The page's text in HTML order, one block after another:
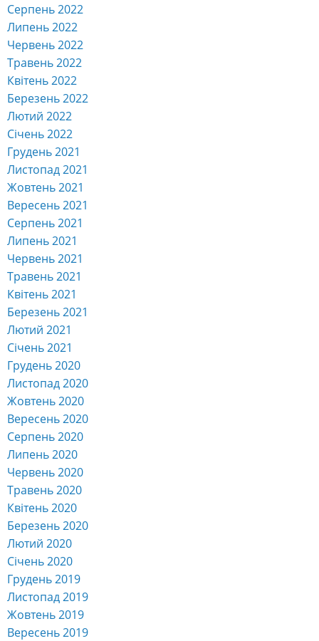
Серпень 2022
Липень 2022
Червень 2022
Травень 2022
Квітень 2022
Березень 2022
Лютий 2022
Січень 2022
Грудень 2021
Листопад 2021
Жовтень 2021
Вересень 2021
Серпень 2021
Липень 2021
Червень 2021
Травень 2021
Квітень 2021
Березень 2021
Лютий 2021
Січень 2021
Грудень 2020
Листопад 2020
Жовтень 2020
Вересень 2020
Серпень 2020
Липень 2020
Червень 2020
Травень 2020
Квітень 2020
Березень 2020
Лютий 2020
Січень 2020
Грудень 2019
Листопад 2019
Жовтень 2019
Вересень 2019